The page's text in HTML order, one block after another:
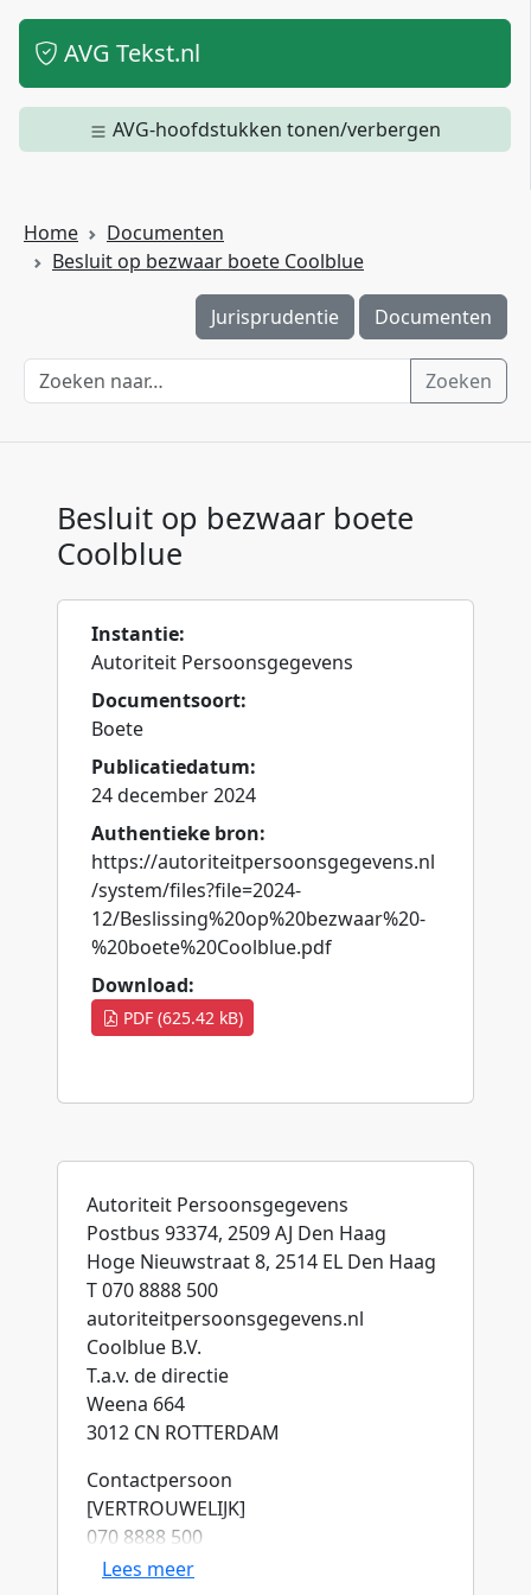
AVG Tekst.nl
AVG-hoofdstukken tonen/verbergen
Home
Documenten
Besluit op bezwaar boete Coolblue
Jurisprudentie Documenten
Zoeken
Besluit op bezwaar boete
Coolblue
Instantie:
Autoriteit Persoonsgegevens
Documentsoort:
Boete
Publicatiedatum:
24 december 2024
Authentieke bron:
https://autoriteitpersoonsgegevens.nl
/system/files?file=2024-
12/Beslissing%20op%20bezwaar%20-
%20boete%20Coolblue.pdf
Download:
PDF (625.42 kB)
Autoriteit Persoonsgegevens
Postbus 93374, 2509 AJ Den Haag
Hoge Nieuwstraat 8, 2514 EL Den Haag
T 070 8888 500
autoriteitpersoonsgegevens.nl
Coolblue B.V.
T.a.v. de directie
Weena 664
3012 CN ROTTERDAM
Contactpersoon
[VERTROUWELIJK]
070 8888 500
Onderwerp
Lees meer